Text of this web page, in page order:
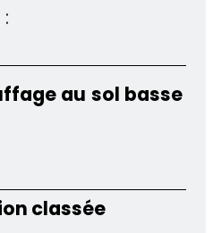
au sol basse
classée